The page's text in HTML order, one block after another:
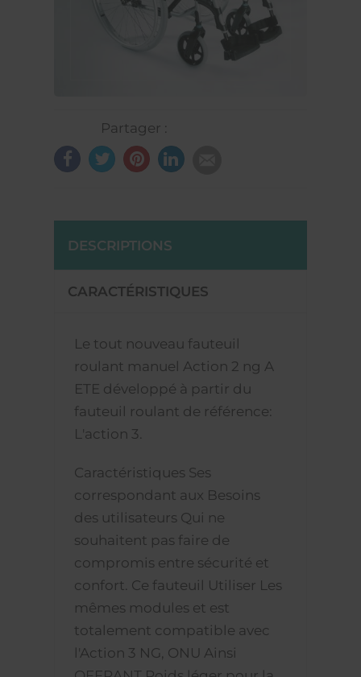
Partager :
DESCRIPTIONS
CARACTÉRISTIQUES
Le tout nouveau fauteuil
roulant manuel Action 2 ng A
ETE développé à partir du
fauteuil roulant de référence:
L'action 3.
Caractéristiques Ses
correspondant aux Besoins
des utilisateurs Qui ne
souhaitent pas faire de
compromis entre sécurité et
confort. Ce fauteuil Utiliser Les
mêmes modules et est
totalement compatible avec
l'Action 3 NG, ONU Ainsi